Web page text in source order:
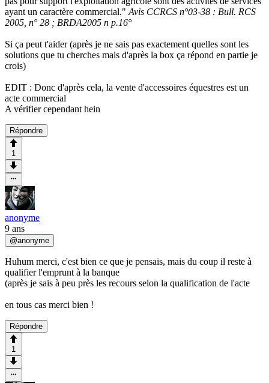
ayant un caractère commercial." Avis CCRCS n°03-38 : Bull. RCS
2005, n° 28 ; BRDA2005 n p.16°
Si ça peut t'aider (après je ne sais pas exactement quelles sont les
solutions que tu cherches mais d'après la box ça répond en partie je
crois)
EDIT : Donc d'après cela, la vente d'accessoires équestres est un
acte commercial
A vérifier cependant hein
Répondre
1
anonyme
9 ans
@anonyme
Huhum merci, c'est bien ce que je pensais, mais du coup il reste à
qualifier l'emprunt à la banque
(après je sais à peu près les recours selon la qualification de l'acte
en tous cas merci bien !
Répondre
1